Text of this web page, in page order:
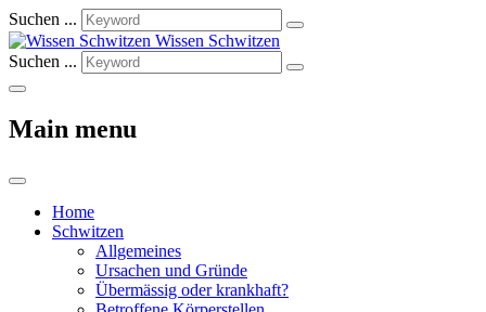
Suchen ...
Wissen Schwitzen
Suchen ...
Main menu
Home
Schwitzen
Allgemeines
Ursachen und Gründe
Übermässig oder krankhaft?